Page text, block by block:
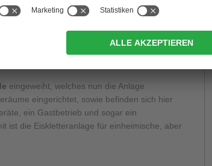
stellt somit eine besondere Herausforderung
und Quergängen ist für jeden
bis Ende Februar
besteht.
eingeweiht, welches nun die Anlage
eingerichtet, sowie befinden sich hier
ein Gastbetrieb und sogar ein
ist die Eiskletteranlage für einheimische, aber